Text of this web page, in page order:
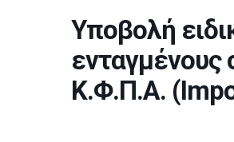
Υποβολή
ενταγμένους
Κ.Φ.Π.Α.